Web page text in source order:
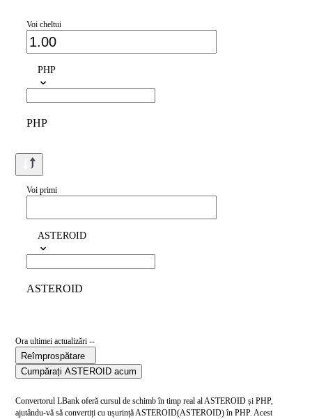
Voi cheltui
PHP
PHP
Voi primi
ASTEROID
ASTEROID
Ora ultimei actualizări --
Reîmprospătare
Cumpărați ASTEROID acum
Convertorul LBank oferă cursul de schimb în timp real al ASTEROID și PHP,
ajutându-vă să convertiți cu ușurință ASTEROID(ASTEROID) în PHP. Acest